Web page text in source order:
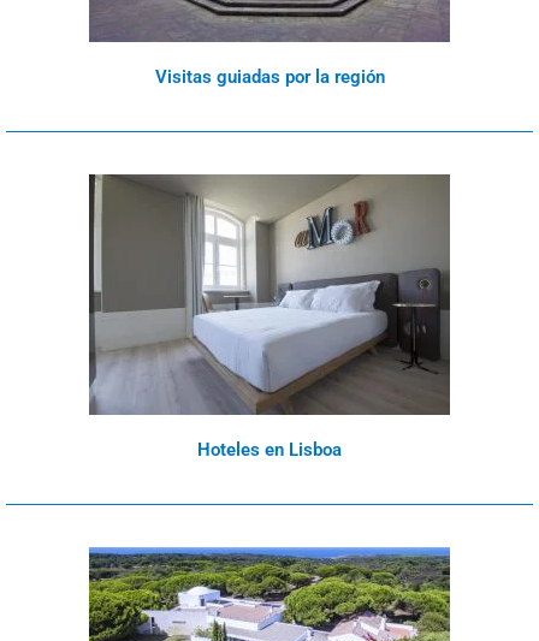
Visitas guiadas por la región
Hoteles en Lisboa